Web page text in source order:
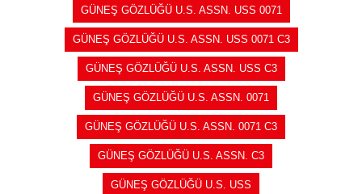
GÜNEŞ GÖZLÜĞÜ U.S. ASSN. USS 0071
GÜNEŞ GÖZLÜĞÜ U.S. ASSN. USS 0071 C3
GÜNEŞ GÖZLÜĞÜ U.S. ASSN. USS C3
GÜNEŞ GÖZLÜĞÜ U.S. ASSN. 0071
GÜNEŞ GÖZLÜĞÜ U.S. ASSN. 0071 C3
GÜNEŞ GÖZLÜĞÜ U.S. ASSN. C3
GÜNEŞ GÖZLÜĞÜ U.S. USS